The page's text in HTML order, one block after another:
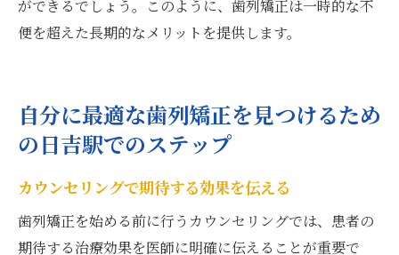
ができるでしょう。このように、歯列矯正は一時的な不
便を超えた長期的なメリットを提供します。
自分に最適な歯列矯正を見つけるため
の日吉駅でのステップ
カウンセリングで期待する効果を伝える
歯列矯正を始める前に行うカウンセリングでは、患者の
期待する治療効果を医師に明確に伝えることが重要で